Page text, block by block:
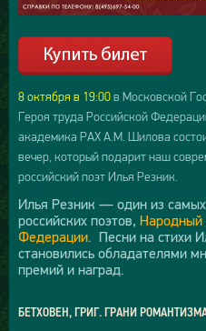
8 октября в 19:00в Московской
Героя труда Российской
академика РАХ А.М. Шилова
вечер, который подарит наш
российский поэт Илья Резник.
Илья Резник — один из самых
российских поэтов, Народный
Федерации. Песни на стихи
становились обладателями
премий и наград.
БЕТХОВЕН, ГРИГ. ГРАНИ